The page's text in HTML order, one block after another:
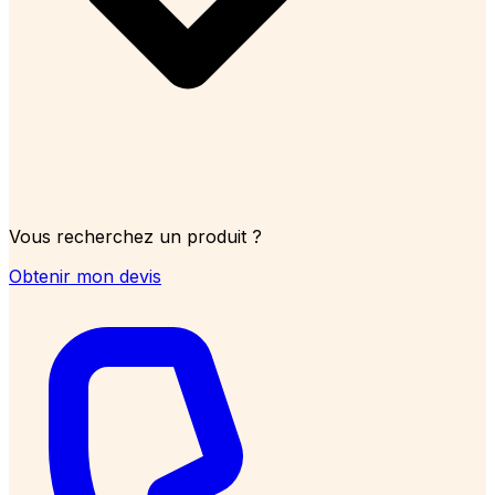
Vous recherchez un produit ?
Obtenir mon devis